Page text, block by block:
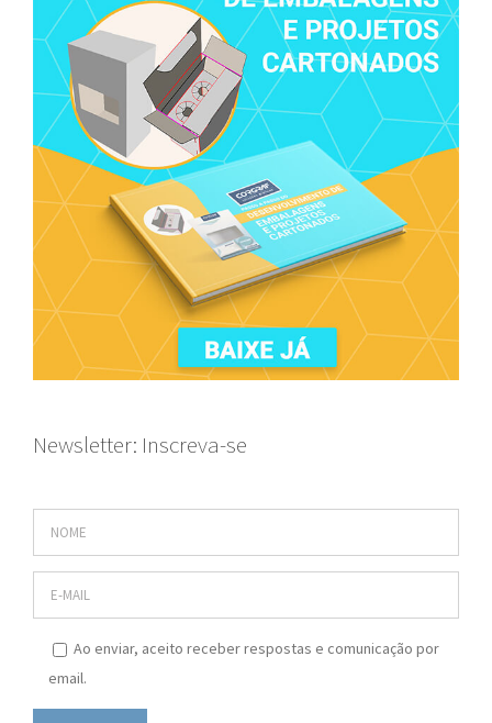
Newsletter: Inscreva-se
Ao enviar, aceito receber respostas e comunicação por
email.